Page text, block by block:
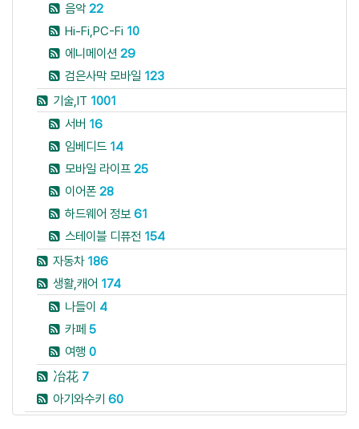
음악22
Hi-Fi,PC-Fi 10
에니메이션 29
검은사막 모바일 123
기술,IT 1001
서버 16
임베디드 14
모바일 라이프 25
이어폰 28
하드웨어 정보 61
스테이블 디퓨전 154
자동차 186
생활,캐어 174
나들이 4
카페 5
여행 0
冶花 7
아기와수키 60